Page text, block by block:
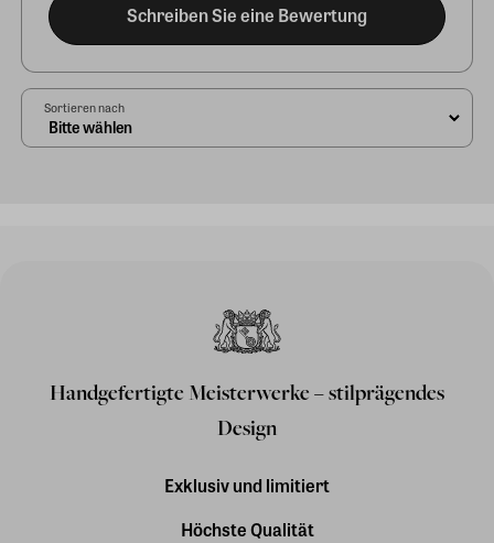
Schreiben Sie eine Bewertung
Sortieren nach
Handgefertigte Meisterwerke – stilprägendes
Design
Exklusiv und limitiert
Höchste Qualität